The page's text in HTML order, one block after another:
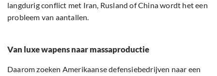
langdurig conflict met Iran, Rusland of China wordt het een
probleem van aantallen.
Van luxe wapens naar massaproductie
Daarom zoeken Amerikaanse defensiebedrijven naar een